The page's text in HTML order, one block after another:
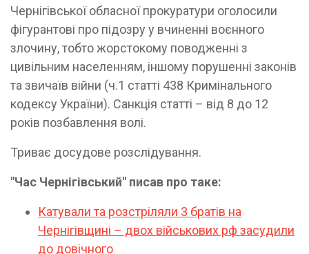
Чернігівської обласної прокуратури оголосили
фігурантові про підозру у вчиненні воєнного
злочину, тобто жорстокому поводженні з
цивільним населенням, іншому порушенні законів
та звичаїв війни (ч.1 статті 438 Кримінального
кодексу України). Санкція статті – від 8 до 12
років позбавлення волі.
Триває досудове розслідування.
"Час Чернігівський" писав про таке:
Катували та розстріляли 3 братів на
Чернігівщині – двох військових рф засудили
до довічного